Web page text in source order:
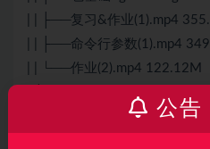
| | ├──复习&作业(1).mp4
| | ├──命令行参数(1).mp4
| | └──作业(2).mp4 122.12M
| | ├──Go语言中面向对象的方
公告